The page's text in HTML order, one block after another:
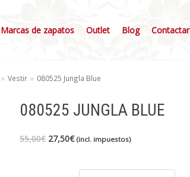
Marcas de zapatos Outlet Blog Contactar
» Vestir » 080525 Jungla Blue
080525 JUNGLA BLUE
55,00€ 27,50€ (incl. impuestos)